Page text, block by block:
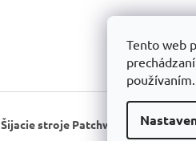
Tento web
používaním.
Šijacie stroje Patchworkparty.